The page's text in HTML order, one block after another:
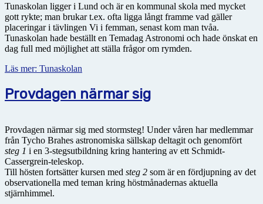
Tunaskolan ligger i Lund och är en kommunal skola med mycket
gott rykte; man brukar t.ex. ofta ligga långt framme vad gäller
placeringar i tävlingen Vi i femman, senast kom man tvåa.
Tunaskolan hade beställt en Temadag Astronomi och hade önskat en
dag full med möjlighet att ställa frågor om rymden.
Läs mer: Tunaskolan
Provdagen närmar sig
Provdagen närmar sig med stormsteg! Under våren har medlemmar
från Tycho Brahes astronomiska sällskap deltagit och genomfört
steg 1 i en 3-stegsutbildning kring hantering av ett Schmidt-
Cassergrein-teleskop.
Till hösten fortsätter kursen med steg 2 som är en fördjupning av det
observationella med teman kring höstmånadernas aktuella
stjärnhimmel.